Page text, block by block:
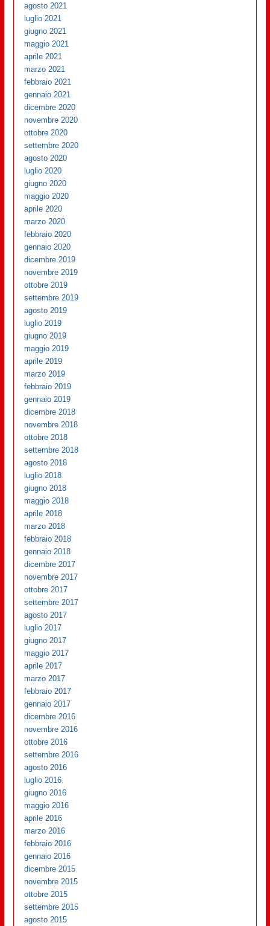
agosto 2021
luglio 2021
giugno 2021
maggio 2021
aprile 2021
marzo 2021
febbraio 2021
gennaio 2021
dicembre 2020
novembre 2020
ottobre 2020
settembre 2020
agosto 2020
luglio 2020
giugno 2020
maggio 2020
aprile 2020
marzo 2020
febbraio 2020
gennaio 2020
dicembre 2019
novembre 2019
ottobre 2019
settembre 2019
agosto 2019
luglio 2019
giugno 2019
maggio 2019
aprile 2019
marzo 2019
febbraio 2019
gennaio 2019
dicembre 2018
novembre 2018
ottobre 2018
settembre 2018
agosto 2018
luglio 2018
giugno 2018
maggio 2018
aprile 2018
marzo 2018
febbraio 2018
gennaio 2018
dicembre 2017
novembre 2017
ottobre 2017
settembre 2017
agosto 2017
luglio 2017
giugno 2017
maggio 2017
aprile 2017
marzo 2017
febbraio 2017
gennaio 2017
dicembre 2016
novembre 2016
ottobre 2016
settembre 2016
agosto 2016
luglio 2016
giugno 2016
maggio 2016
aprile 2016
marzo 2016
febbraio 2016
gennaio 2016
dicembre 2015
novembre 2015
ottobre 2015
settembre 2015
agosto 2015